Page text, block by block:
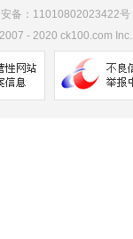
备：11010802023422号
- 2020 ck100.com